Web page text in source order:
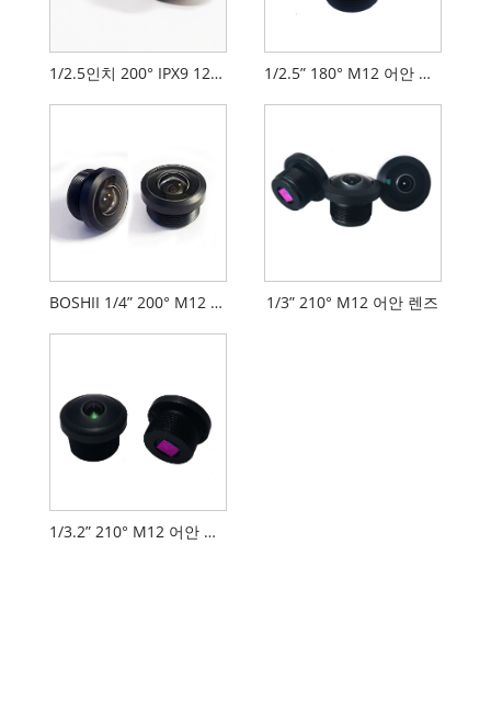
1/2.5인치 200° IPX9 12MP 어안 렌즈 1/2.5” 180° M12 어안 렌즈
BOSHII 1/4” 200° M12 어안 렌즈 1/3” 210° M12 어안 렌즈
1/3.2” 210° M12 어안 렌즈